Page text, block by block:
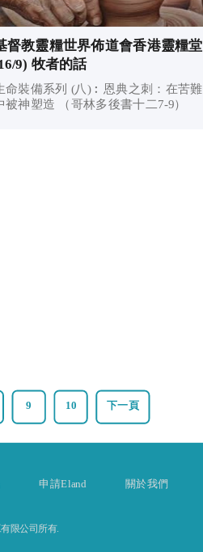
督教靈糧世界佈道會香港靈糧堂
9) 牧者的話
命裝備系列 (八)︰恩典之刺：在苦難
被神塑造 （哥林多後書十二7-9）
9 10 下一頁
申請Eland 關於我們
限公司所有.